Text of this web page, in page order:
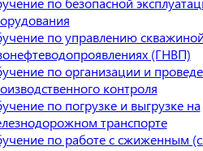
по управлению
(ГНВП)
по организации и
контроля
по погрузке и выгрузке на
транспорте
по работе с сжиженным